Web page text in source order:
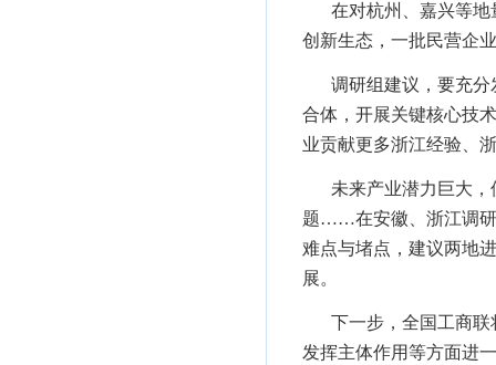
在对杭州、嘉兴等
创新生态，一批民营企
调研组建议，要充
合体，开展关键核心技
业贡献更多浙江经验、
未来产业潜力巨大
题……在安徽、浙江调研
难点与堵点，建议两地
展。
下一步，全国工商
发挥主体作用等方面进